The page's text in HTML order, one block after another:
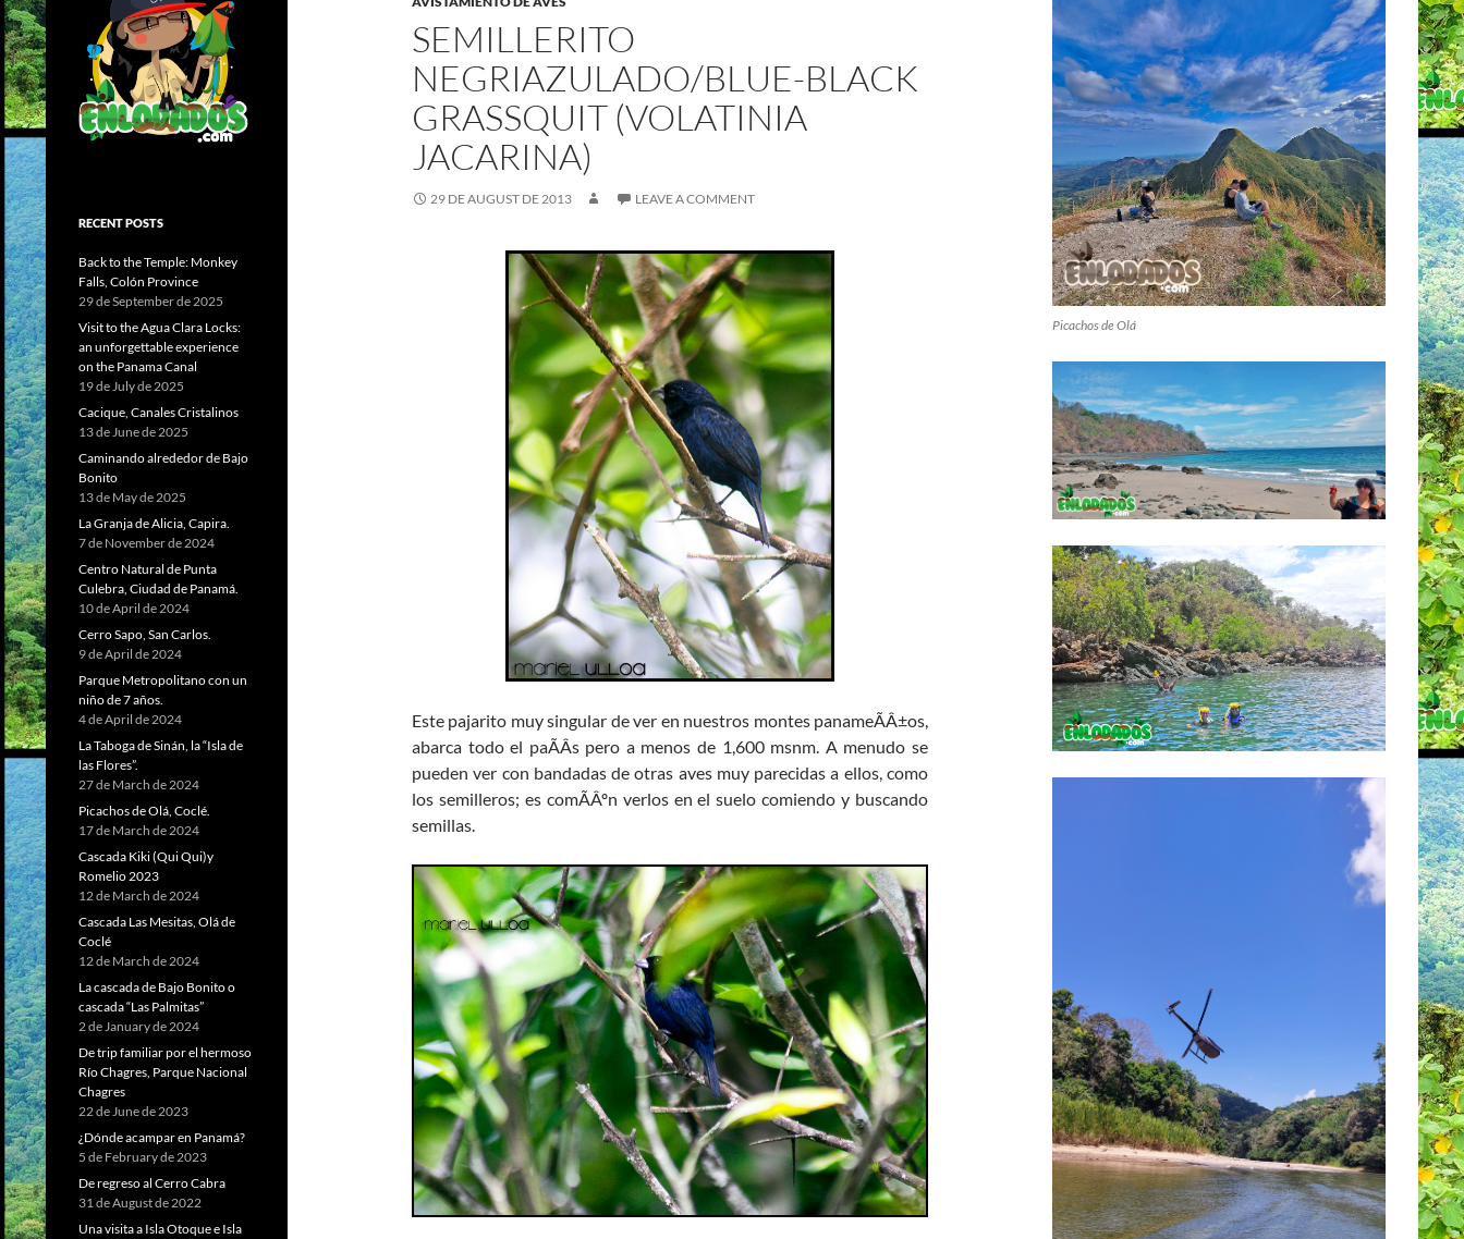
SEMILLERITO
NEGRIAZULADO/BLUE-BLACK
GRASSQUIT (VOLATINIA
JACARINA)
29 DE AUGUST DE 2013 LEAVE A COMMENT
Este pajarito muy singular de ver en nuestros montes panameÃÂ±os,
abarca todo el paÃÂ­s pero a menos de 1,600 msnm. A menudo se
pueden ver con bandadas de otras aves muy parecidas a ellos, como
los semilleros; es comÃÂºn verlos en el suelo comiendo y buscando
semillas.
Picachos de Olá
RECENT POSTS
Back to the Temple: Monkey
Falls, Colón Province
29 de September de 2025
Visit to the Agua Clara Locks:
an unforgettable experience
on the Panama Canal
19 de July de 2025
Cacique, Canales Cristalinos
13 de June de 2025
Caminando alrededor de Bajo
Bonito
13 de May de 2025
La Granja de Alicia, Capira.
7 de November de 2024
Centro Natural de Punta
Culebra, Ciudad de Panamá.
10 de April de 2024
Cerro Sapo, San Carlos.
9 de April de 2024
Parque Metropolitano con un
niño de 7 años.
4 de April de 2024
La Taboga de Sinán, la “Isla de
las Flores”.
27 de March de 2024
Picachos de Olá, Coclé.
17 de March de 2024
Cascada Kiki (Qui Qui)y
Romelio 2023
12 de March de 2024
Cascada Las Mesitas, Olá de
Coclé
12 de March de 2024
La cascada de Bajo Bonito o
cascada “Las Palmitas”
2 de January de 2024
De trip familiar por el hermoso
Río Chagres, Parque Nacional
Chagres
22 de June de 2023
¿Dónde acampar en Panamá?
5 de February de 2023
De regreso al Cerro Cabra
31 de August de 2022
Una visita a Isla Otoque e Isla